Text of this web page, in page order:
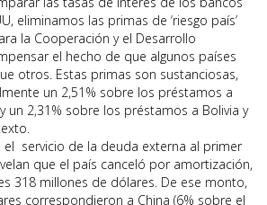
eliminamos las primas de ‘riesgo país’
la Cooperación y el Desarrollo
el hecho de que algunos países
otros. Estas primas son sustanciosas,
un 2,51% sobre los préstamos a
un 2,31% sobre los préstamos a Bolivia y
el servicio de la deuda externa al primer
que el país canceló por amortización,
318 millones de dólares. De ese monto,
correspondieron a China (6% sobre el